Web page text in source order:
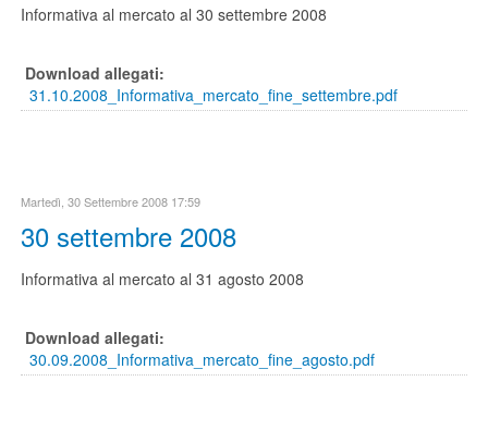
Informativa al mercato al 30 settembre 2008
Download allegati:
31.10.2008_Informativa_mercato_fine_settembre.pdf
Martedì, 30 Settembre 2008 17:59
30 settembre 2008
Informativa al mercato al 31 agosto 2008
Download allegati:
30.09.2008_Informativa_mercato_fine_agosto.pdf